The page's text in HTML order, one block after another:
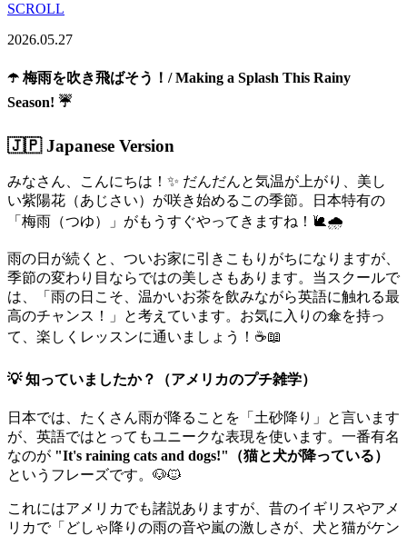
SCROLL
2026.05.27
☂️ 梅雨を吹き飛ばそう！/ Making a Splash This Rainy
Season! ☔
🇯🇵 Japanese Version
みなさん、こんにちは！✨ だんだんと気温が上がり、美し
い紫陽花（あじさい）が咲き始めるこの季節。日本特有の
「梅雨（つゆ）」がもうすぐやってきますね！🐌🌧️
雨の日が続くと、ついお家に引きこもりがちになりますが、
季節の変わり目ならではの美しさもあります。当スクールで
は、「雨の日こそ、温かいお茶を飲みながら英語に触れる最
高のチャンス！」と考えています。お気に入りの傘を持っ
て、楽しくレッスンに通いましょう！☕📖
💡 知っていましたか？（アメリカのプチ雑学）
日本では、たくさん雨が降ることを「土砂降り」と言います
が、英語ではとってもユニークな表現を使います。一番有名
なのが "It's raining cats and dogs!"（猫と犬が降っている）
というフレーズです。🐶🐱
これにはアメリカでも諸説ありますが、昔のイギリスやアメ
リカで「どしゃ降りの雨の音や嵐の激しさが、犬と猫がケン